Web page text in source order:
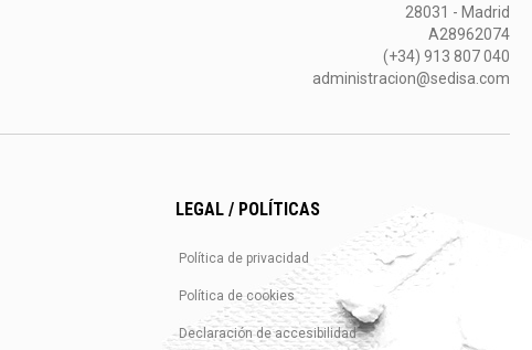
28031 - Madrid
A28962074
(+34) 913 807 040
administracion@sedisa.com
LEGAL / POLÍTICAS
Política de privacidad
Política de cookies
Declaración de accesibilidad